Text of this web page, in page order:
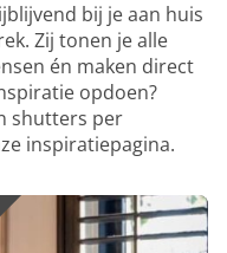
bij je aan huis
Zij tonen je alle
én maken direct
opdoen?
shutters per
inspiratiepagina.